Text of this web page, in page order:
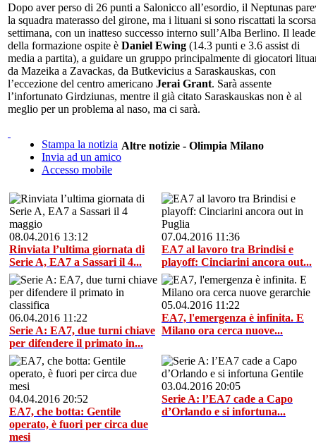
Dopo aver perso di 26 punti a Salonicco all’esordio, il Neptunas
la squadra materasso del girone, ma i lituani si sono riscattati la scorsa
settimana, con un inatteso successo interno sull’Alba Berlino. Il
della formazione ospite è Daniel Ewing (14.3 punti e 3.6 assist di
media a partita), a guidare un gruppo principalmente di giocatori
da Mazeika a Zavackas, da Butkevicius a Saraskauskas, con
l’eccezione del centro americano Jerai Grant. Sarà assente
l’infortunato Girdziunas, mentre il già citato Saraskauskas non è al
meglio per un problema al naso, ma ci sarà.
Stampa la notizia
Invia ad un amico
Accesso mobile
Altre notizie - Olimpia Milano
08.04.2016 13:12
Rinviata l’ultima giornata di
Serie A, EA7 a Sassari il 4...
07.04.2016 11:36
EA7 al lavoro tra Brindisi e
playoff: Cinciarini ancora out...
06.04.2016 11:22
Serie A: EA7, due turni chiave
per difendere il primato in...
05.04.2016 11:22
EA7, l'emergenza è infinita. E
Milano ora cerca nuove...
04.04.2016 20:52
EA7, che botta: Gentile
operato, è fuori per circa due
mesi
03.04.2016 20:05
Serie A: l’EA7 cade a Capo
d’Orlando e si infortuna...